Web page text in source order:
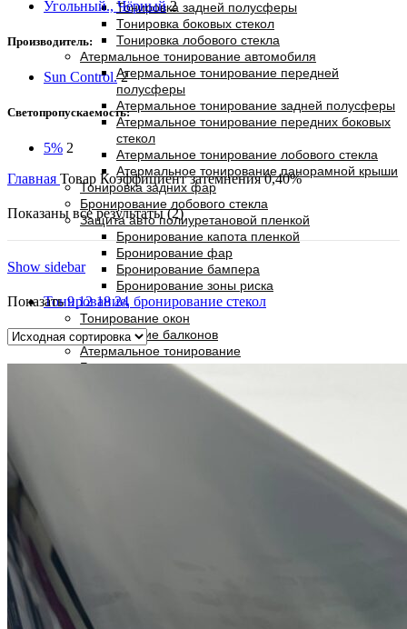
Тонировка задней полусферы
Тонировка боковых стекол
Тонировка лобового стекла
Атермальное тонирование автомобиля
Атермальное тонирование передней
полусферы
Атермальное тонирование задней полусферы
Атермальное тонирование передних боковых
стекол
Атермальное тонирование лобового стекла
Атермальное тонирование панорамной крыши
Тонировка задних фар
Бронирование лобового стекла
Защита авто полиуретановой пленкой
Бронирование капота пленкой
Бронирование фар
Бронирование бампера
Бронирование зоны риска
Тонирование, бронирование стекол
Тонирование окон
Тонирование балконов
Атермальное тонирование
Бронирование стекол и витрин
Тонирование и декорирование офисных
Оконные фильтры
Поиск
0
Угольный., Чёрный 2
Производитель:
Sun Control. 2
Светопропускаемость:
5% 2
Главная Товар Коэффициент затемнения0,40%
Показаны все результаты (2)
Show sidebar
Показать9121824